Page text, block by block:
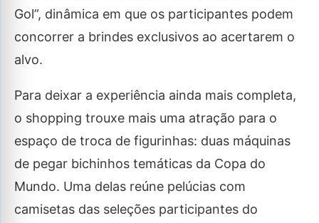
Gol”, dinâmica em que os participantes podem
concorrer a brindes exclusivos ao acertarem o
alvo.
Para deixar a experiência ainda mais completa,
o shopping trouxe mais uma atração para o
espaço de troca de figurinhas: duas máquinas
de pegar bichinhos temáticas da Copa do
Mundo. Uma delas reúne pelúcias com
camisetas das seleções participantes do